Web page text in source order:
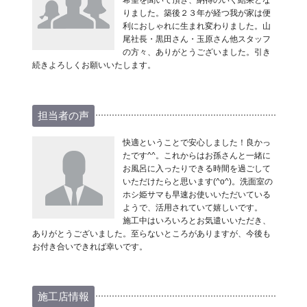
りました。築後２３年が経つ我が家は便
利におしゃれに生まれ変わりました。山
尾社長・黒田さん・玉原さん他スタッフ
の方々、ありがとうございました。引き
続きよろしくお願いいたします。
担当者の声
快適ということで安心しました！良かっ
たです^^。これからはお孫さんと一緒に
お風呂に入ったりできる時間を過ごして
いただけたらと思います(^o^)。洗面室の
ホシ姫サマも早速お使いいただいている
ようで、活用されていて嬉しいです。
施工中はいろいろとお気遣いいただき、
ありがとうございました。至らないところがありますが、今後も
お付き合いできれば幸いです。
施工店情報